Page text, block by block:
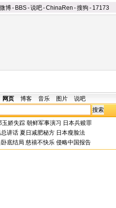
微博- BBS-说吧-ChinaRen -搜狗 - 17173
网页 博客 音乐 图片 说吧
玉娇失踪 朝鲜军事演习 日本兵赎罪
讲话 夏日减肥秘方 日本瘦脸法
底结局 慈禧不快乐 侵略中国报告